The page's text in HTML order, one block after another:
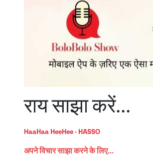
राय साझा करें...
HaaHaa HeeHee - HASSO
अपने विचार साझा करने के लिए...